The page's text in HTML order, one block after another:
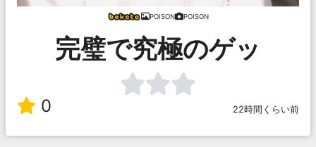
POISON POISON
完璧で究極のゲッ
0 22時間くらい前